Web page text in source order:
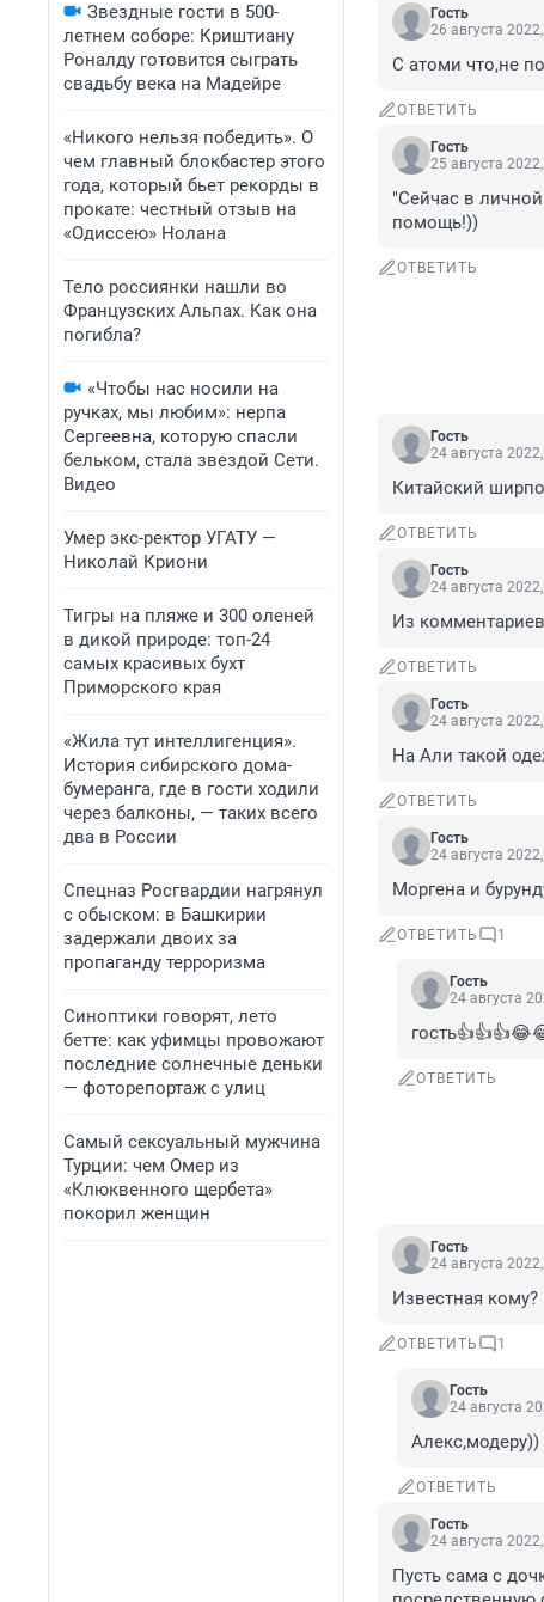
Звездные гости в 500-
летнем соборе: Криштиану
Роналду готовится сыграть
свадьбу века на Мадейре
«Никого нельзя победить». О
чем главный блокбастер этого
года, который бьет рекорды в
прокате: честный отзыв на
«Одиссею» Нолана
Тело россиянки нашли во
Французских Альпах. Как она
погибла?
«Чтобы нас носили на
ручках, мы любим»: нерпа
Сергеевна, которую спасли
бельком, стала звездой Сети.
Видео
Умер экс-ректор УГАТУ —
Николай Криони
Тигры на пляже и 300 оленей
в дикой природе: топ-24
самых красивых бухт
Приморского края
«Жила тут интеллигенция».
История сибирского дома-
бумеранга, где в гости ходили
через балконы, — таких всего
два в России
Спецназ Росгвардии нагрянул
с обыском: в Башкирии
задержали двоих за
пропаганду терроризма
Синоптики говорят, лето
бетте: как уфимцы провожают
последние солнечные деньки
— фоторепортаж с улиц
Самый сексуальный мужчина
Турции: чем Омер из
«Клюквенного щербета»
покорил женщин
Гость
26 августа
С атоми что,не
ОТВЕТИТЬ
Гость
25 августа
"Сейчас в
помощь!))
ОТВЕТИТЬ
Гость
24 августа
Китайский
ОТВЕТИТЬ
Гость
24 августа 2022,
Из
ОТВЕТИТЬ
Гость
24 августа 2022,
На Али такой
ОТВЕТИТЬ
Гость
24 августа
Моргена и
ОТВЕТИТЬ 1
Гость
24 августа
ОТВЕТИТЬ
Гость
24 августа
Известная кому?
ОТВЕТИТЬ 1
Гость
24 августа
Алекс,модеру))
ОТВЕТИТЬ
Гость
24 августа
Пусть сама с